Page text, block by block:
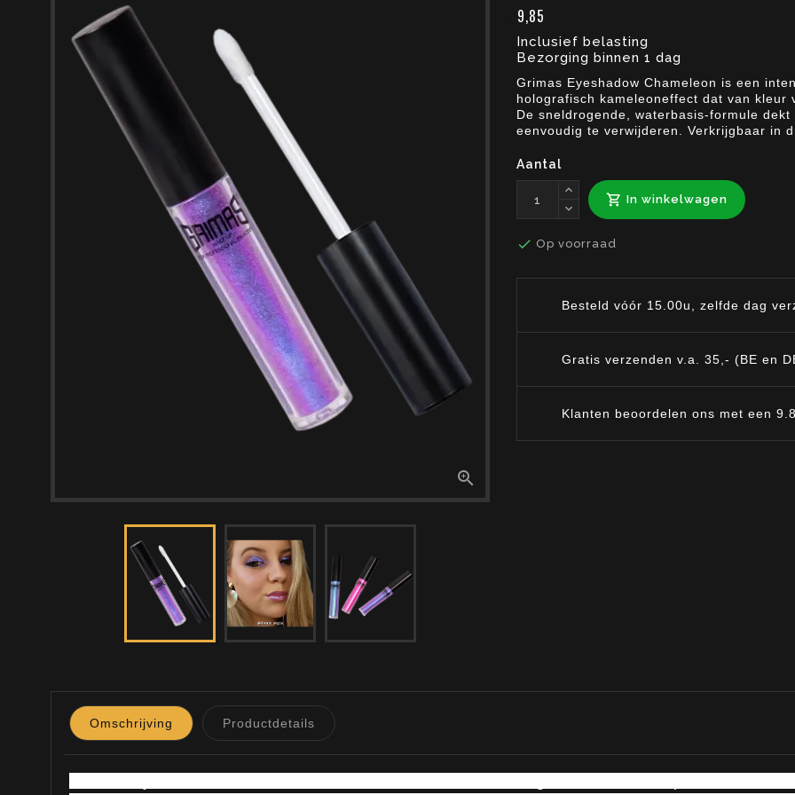

€ 9,85
Inclusief belasting
Bezorging binnen 1 dag
Grimas Eyeshadow Chameleon is een
holografisch kameleoneffect dat van kleur
De sneldrogende, waterbasis-formule
eenvoudig te verwijderen. Verkrijgbaar in
Aantal
 In winkelwagen
 Op voorraad
Besteld vóór 15.00u, zelfde dag
Gratis verzenden v.a. 35,- (BE en
Klanten beoordelen ons met een 9.8
Omschrijving Productdetails